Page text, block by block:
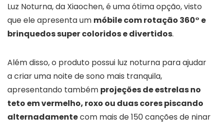
Luz Noturna, da Xiaochen, é uma ótima opção, visto
que ele apresenta um móbile com rotação 360° e
brinquedos super coloridos e divertidos.
Além disso, o produto possui luz noturna para ajudar
a criar uma noite de sono mais tranquila,
apresentando também projeções de estrelas no
teto em vermelho, roxo ou duas cores piscando
alternadamentecom mais de 150 canções de ninar